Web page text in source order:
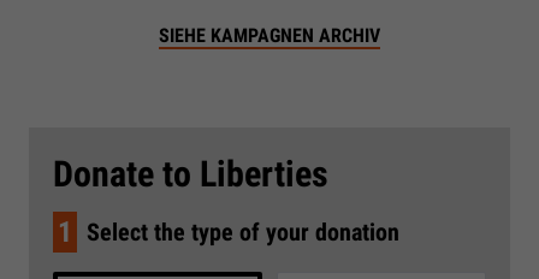
SIEHE KAMPAGNEN ARCHIV
Donate to Liberties
1 Select the type of your donation